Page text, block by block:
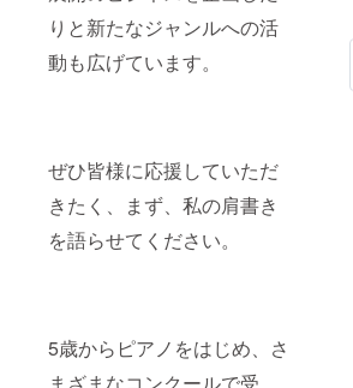
りと新たなジャンルへの活
動も広げています。
ぜひ皆様に応援していただ
きたく、まず、私の肩書き
を語らせてください。
5歳からピアノをはじめ、さ
まざまなコンクールで受